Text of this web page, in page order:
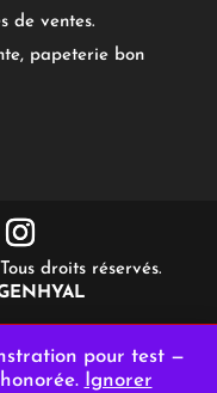
pour test —
Ignorer
de ventes.
papeterie bon
droits réservés.